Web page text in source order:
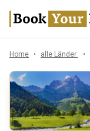
Home alle Länder